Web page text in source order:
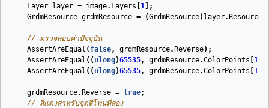
Layer
layer = image. Layers 1 ];
GrdmResource grdmResource = (GrdmResource) layer. Resources
// ตรวจสอบค่าปัจจุบัน
AssertAreEqual ( false, grdmResource. Reverse);
AssertAreEqual (( ulong)65535, grdmResource.ColorPoints 1
AssertAreEqual (( ulong)65535, grdmResource.ColorPoints 1
grdmResource. Reverse = true;
// สีแดงสำหรับจุดสีโทนที่สอง